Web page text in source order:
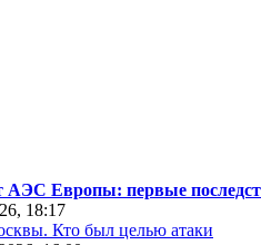
АЭС Европы: первые
18:17
Кто был целью атаки